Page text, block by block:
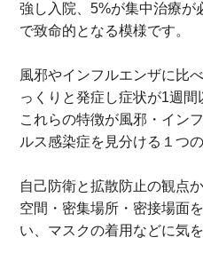
強し入院、5%が集中治療が
で致命的となる模様です。
風邪やインフルエンザに比
っくりと発症し症状が1週間
これらの特徴が風邪・イン
ルス感染症を見分ける１つ
自己防衛と拡散防止の観点
空間・密集場所・密接場面
い、マスクの着用などに気